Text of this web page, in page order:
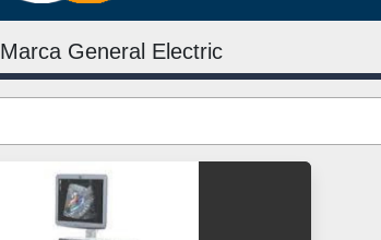
Marca General Electric